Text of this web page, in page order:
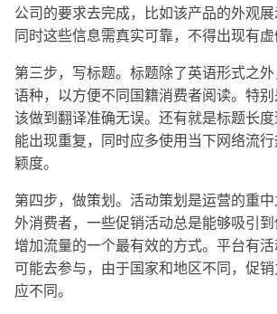
公司的要求去完成，比如该产品的外观展
同时这些信息需真实可靠，不得出现有虚
第三步，写标题。标题除了英语形式之
语种，以方便不同国籍消费者阅读。特
该做到翻译准确无误。还有就是标题长
能出现重复，同时应多使用当下网络流
颖度。
第四步，做策划。活动策划是运营的重
外消费者，一些促销活动总是能够吸引
增加流量的一个最有效的方式。平台有
可能去参与，由于国家和地区不同，促
应不同。